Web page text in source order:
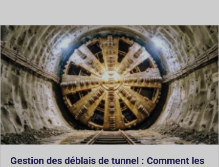
Gestion des déblais de tunnel : Comment les